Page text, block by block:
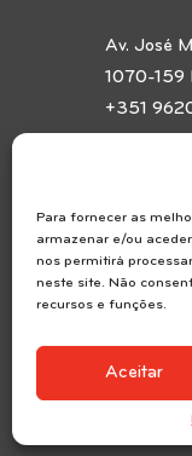
Para fornecer as
armazenar e/ou
nos permitirá
neste site. Não
recursos e funções.
Aceitar
Av. José
1070-159
+351